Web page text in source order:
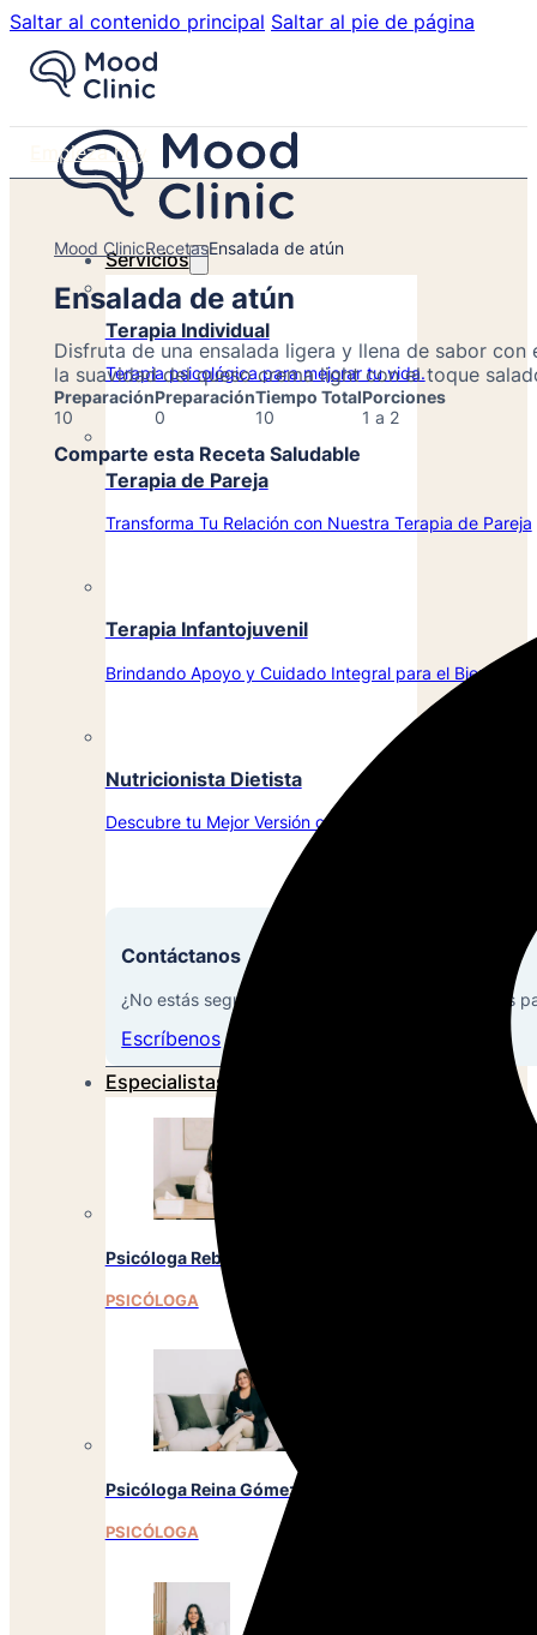
Saltar al contenido principal Saltar al pie de página
Servicios
Terapia Individual
Terapia psicológica para mejorar tu vida.
Terapia de Pareja
Transforma Tu Relación con Nuestra Terapia de Pareja
Terapia Infantojuvenil
Brindando Apoyo y Cuidado Integral para el Bienestar
Nutricionista Dietista
Descubre tu Mejor Versión con la Ayuda de Nuestros
Contáctanos
¿No estás seguro de qué servicios son los mejores
Escríbenos
Especialistas
Psicóloga Rebeca Martínez
PSICÓLOGA
Psicóloga Reina Gómez
PSICÓLOGA
Empieza hoy
Mood ClinicRecetasEnsalada de atún
Ensalada de atún
Disfruta de una ensalada ligera y llena de sabor
la suavidad del queso crema light con el toque
Preparación
10
Preparación
0
Tiempo Total
10
Porciones
1 a 2
Comparte esta Receta Saludable